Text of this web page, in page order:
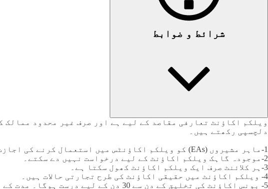
شرائط و ضوابط
دلچسپی رکھتے ہیں۔
1-ماہر مشیروں (EAs) کو ویلکم اکاؤنٹس میں استعمال کرنے کی اجازت نہیں ہے۔
2-موجودہ گاہک ویلکم اکاؤنٹ کے لیے درخواست نہیں دے سکتے۔
3-ہر کلائنٹ صرف ایک ویلکم اکاؤنٹ کھول سکتا ہے۔
4- ویلکم اکاؤنٹ میں حقیقی اکاؤنٹ کی طرح تجارتی حالات ہیں۔
5- بونس اکاؤنٹ کی تخلیق کے دن سے